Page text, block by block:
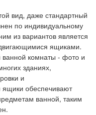
вид, даже стандартный
по индивидуальному
из вариантов является
ящиками.
комнаты - фото и
зданиях,
и
обеспечивают
ванной, таким